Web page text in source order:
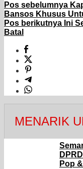
Pos sebelumnya
Bansos Khusus
Pos berikutnya Ini
Batal
MENARIK
Pop